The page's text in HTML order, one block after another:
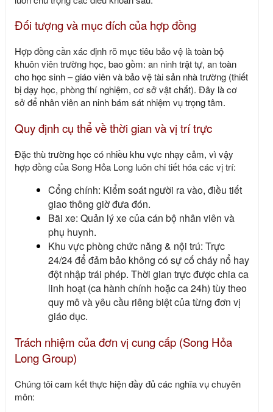
Đối tượng và mục đích của hợp đồng
Hợp đồng cần xác định rõ mục tiêu bảo vệ là toàn bộ
khuôn viên trường học, bao gồm: an ninh trật tự, an toàn
cho học sinh – giáo viên và bảo vệ tài sản nhà trường (thiết
bị dạy học, phòng thí nghiệm, cơ sở vật chất). Đây là cơ
sở để nhân viên an ninh bám sát nhiệm vụ trọng tâm.
Quy định cụ thể về thời gian và vị trí trực
Đặc thù trường học có nhiều khu vực nhạy cảm, vì vậy
hợp đồng của Song Hỏa Long luôn chi tiết hóa các vị trí:
Cổng chính: Kiểm soát người ra vào, điều tiết
giao thông giờ đưa đón.
Bãi xe: Quản lý xe của cán bộ nhân viên và
phụ huynh.
Khu vực phòng chức năng & nội trú: Trực
24/24 để đảm bảo không có sự cố cháy nổ hay
đột nhập trái phép. Thời gian trực được chia ca
linh hoạt (ca hành chính hoặc ca 24h) tùy theo
quy mô và yêu cầu riêng biệt của từng đơn vị
giáo dục.
Trách nhiệm của đơn vị cung cấp (Song Hỏa
Long Group)
Chúng tôi cam kết thực hiện đầy đủ các nghĩa vụ chuyên
môn: